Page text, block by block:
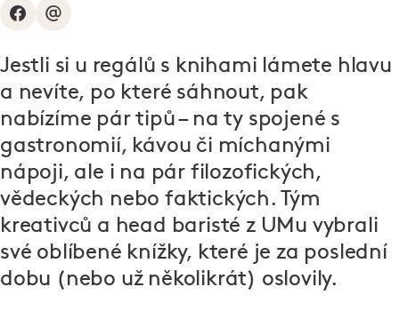
Jestli si u regálů s knihami lámete hlavu
a nevíte, po které sáhnout, pak
nabízíme pár tipů – na ty spojené s
gastronomií, kávou či míchanými
nápoji, ale i na pár filozofických,
vědeckých nebo faktických. Tým
kreativců a head baristé z UMu vybrali
své oblíbené knížky, které je za poslední
dobu (nebo už několikrát) oslovily.